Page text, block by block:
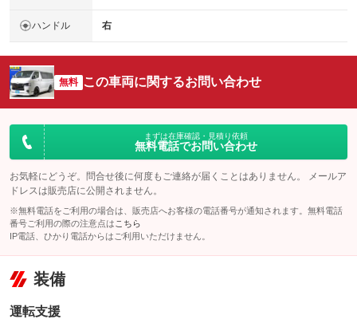
ハンドル 右
無料 この車両に関するお問い合わせ
まずは在庫確認・見積り依頼
無料電話でお問い合わせ
お気軽にどうぞ。問合せ後に何度もご連絡が届くことはありません。 メールア
ドレスは販売店に公開されません。
※無料電話をご利用の場合は、販売店へお客様の電話番号が通知されます。無料電話
番号ご利用の際の注意点は こちら
IP電話、ひかり電話からはご利用いただけません。
装備
運転支援